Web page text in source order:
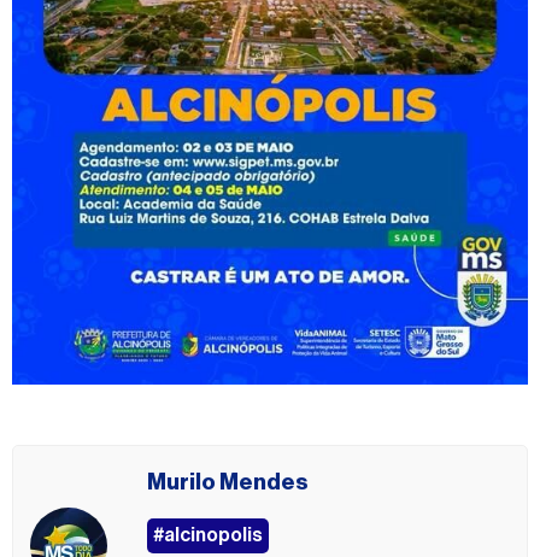
Murilo Mendes
#alcinopolis